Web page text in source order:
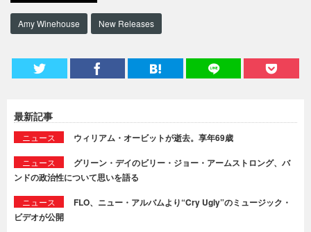
Amy Winehouse New Releases
最新記事
ニュース ウィリアム・オービットが逝去。享年69歳
ニュース
グリーン・デイのビリー・ジョー・アームストロング、バ
ンドの政治性について思いを語る
ニュース
FLO、ニュー・アルバムより“Cry Ugly”のミュージック・
ビデオが公開